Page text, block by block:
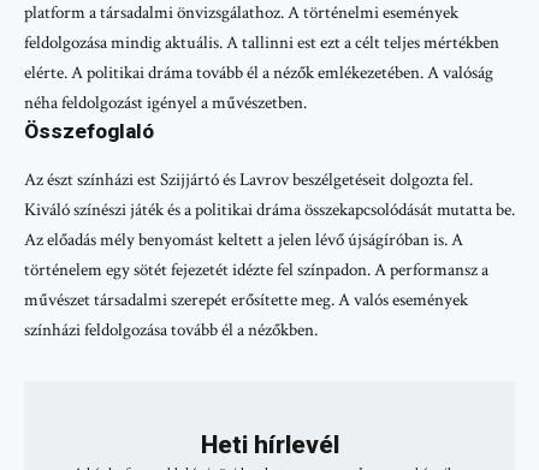
platform a társadalmi önvizsgálathoz. A történelmi események
feldolgozása mindig aktuális. A tallinni est ezt a célt teljes mértékben
elérte. A politikai dráma tovább él a nézők emlékezetében. A valóság
néha feldolgozást igényel a művészetben.
Összefoglaló
Az észt színházi est Szijjártó és Lavrov beszélgetéseit dolgozta fel.
Kiváló színészi játék és a politikai dráma összekapcsolódását mutatta be.
Az előadás mély benyomást keltett a jelen lévő újságíróban is. A
történelem egy sötét fejezetét idézte fel színpadon. A performansz a
művészet társadalmi szerepét erősítette meg. A valós események
színházi feldolgozása tovább él a nézőkben.
Heti hírlevél